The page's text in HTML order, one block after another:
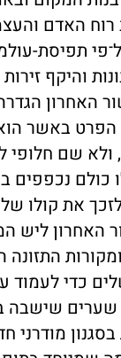
רוח האדם
תפיסת-
והיקף
האחרון
הפרט באשר
ולא שם
כולם
את קולו של
ליש
התזונה
כדי
שערים
מודרני